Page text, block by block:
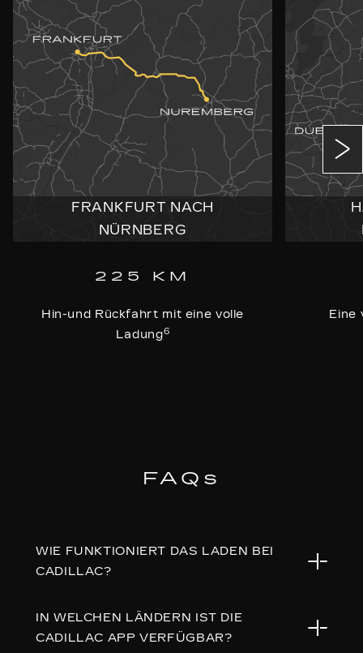
FRANKFURT NACH
NÜRNBERG
225 KM
Hin-und Rückfahrt mit eine volle
Ladung6
Eine
FAQs
WIE FUNKTIONIERT DAS LADEN BEI
CADILLAC?
Cadillac Charge bietet eine nahtlose
Möglichkeit, Ihr Elektrofahrzeug zu Hause, am
IN WELCHEN LÄNDERN IST DIE
CADILLAC APP VERFÜGBAR?